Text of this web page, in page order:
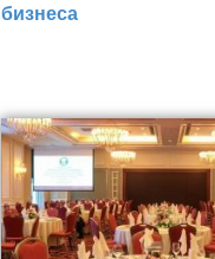
бизнеса